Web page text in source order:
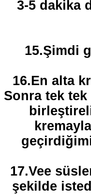
3-5 dakika
15.Şimdi
16.En alta
Sonra tek tek
17.Vee
şekilde